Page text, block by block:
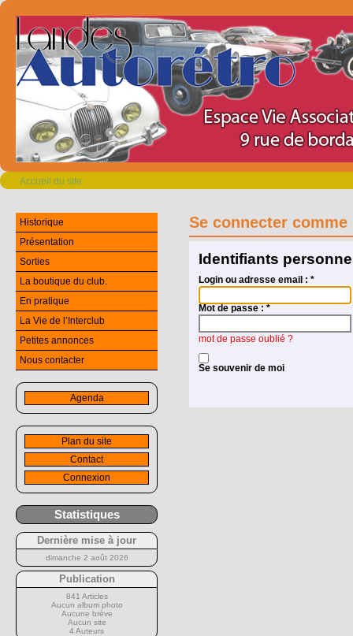
Accueil du site
Se connecter
Identifiants
Login ou adresse email : *
Mot de passe :*
mot de passe oublié ?
Se souvenir de moi
Historique
Présentation
Sorties
La boutique du club.
En pratique
La Vie de l’Interclub
Petites annonces
Nous contacter
Agenda
Plan du site
Contact
Connexion
Statistiques
Dernière mise à jour
dimanche 2 août 2026
Publication
841 Articles
Aucun album photo
Aucune brève
Aucun site
4 Auteurs